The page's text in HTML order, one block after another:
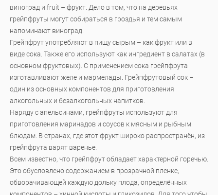
виноград и fruit – фрукт. Дело в том, что на деревьях
грейпфруты могут собираться в гроздья и тем самым
напоминают виноград.
Грейпфрут употребляют в пищу сырым – как фрукт или в
виде сока. Также его используют как ингредиент в салатах (в
основном фруктовых). С применением сока грейпфрута
изготавливают желе и мармелады. Грейпфрутовый сок –
один из основных компонентов для приготовления
алкогольных и безалкогольных напитков.
Наряду с апельсинами, грейпфруты используют для
приготовления маринадов и соусов к мясным и рыбным
блюдам. В странах, где этот фрукт широко распространён, из
грейпфрута варят варенье.
Всем известно, что грейпфрут обладает характерной горечью.
Это обусловлено содержанием в прозрачной пленке,
обворачивающей каждую дольку плода, определённых